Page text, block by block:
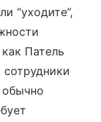
“уходите”,
Патель